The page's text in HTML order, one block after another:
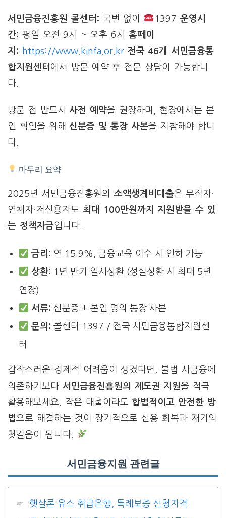
서민금융진흥원 콜센터: 국번 없이 1397 운영시
간: 평일 오전 9시 ~ 오후 6시 홈페이
지:
https://www.kinfa.or.kr 전국 46개 서민금융통
합지원센터 에서 방문 예약 후 전문 상담이 가능합니
다.
방문 전 반드시 사전 예약을 권장하며, 현장에서는 본
인 확인을 위해신분증 및 통장 사본을 지참해야 합니
다.
마무리 요약
2025년 서민금융진흥원의 소액생계비대출은 무직자·
연체자·저신용자도 최대 100만원까지 지원받을 수 있
는 정책자금입니다.
금리: 연 15.9%, 금융교육 이수 시 인하 가능
상환: 1년 만기 일시상환 (성실상환 시 최대 5년
연장)
서류: 신분증 + 본인 명의 통장 사본
문의: 콜센터 1397 / 전국 서민금융통합지원센
터
갑작스러운 경제적 어려움이 생겼다면, 불법 사금융에
의존하기보다 서민금융진흥원의 제도권 지원을 적극
활용해보세요. 작은 대출이라도 합법적이고 안전한 방
법으로 해결하는 것이 장기적으로 신용 회복과 재기의
첫걸음이 됩니다.
서민금융지원 관련글
햇살론 유스 취급은행, 특례보증 신청자격